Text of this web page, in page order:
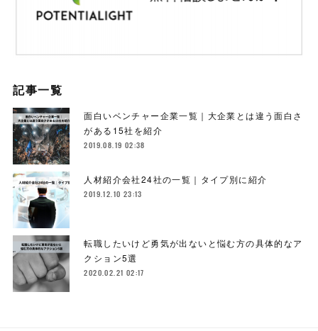
記事一覧
面白いベンチャー企業一覧｜大企業とは違う面白さ
がある15社を紹介
2019.08.19 02:38
人材紹介会社24社の一覧｜タイプ別に紹介
2019.12.10 23:13
転職したいけど勇気が出ないと悩む方の具体的なア
クション5選
2020.02.21 02:17